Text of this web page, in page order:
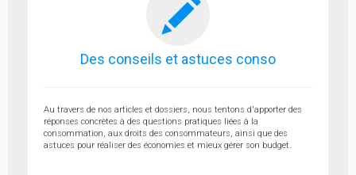
Des conseils et astuces conso
Au travers de nos articles et dossiers, nous tentons d'apporter des
réponses concrètes à des questions pratiques liées à la
consommation, aux droits des consommateurs, ainsi que des
astuces pour réaliser des économies et mieux gérer son budget.